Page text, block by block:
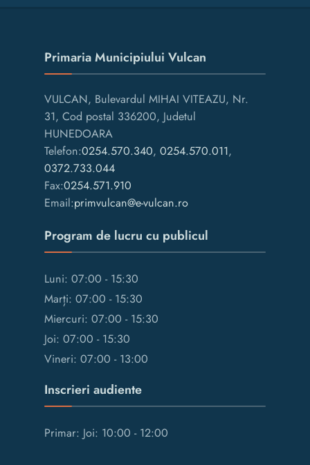
Primaria Municipiului Vulcan
VULCAN, Bulevardul MIHAI VITEAZU, Nr.
31, Cod postal 336200, Judetul
HUNEDOARA
Telefon:0254.570.340, 0254.570.011,
0372.733.044
Fax:0254.571.910
Email:primvulcan@e-vulcan.ro
Program de lucru cu publicul
Luni: 07:00 - 15:30
Marți: 07:00 - 15:30
Miercuri: 07:00 - 15:30
Joi: 07:00 - 15:30
Vineri: 07:00 - 13:00
Inscrieri audiente
Primar: Joi: 10:00 - 12:00